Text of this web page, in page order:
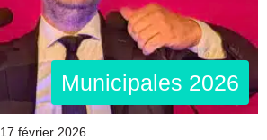
Municipales 2026
17 février 2026